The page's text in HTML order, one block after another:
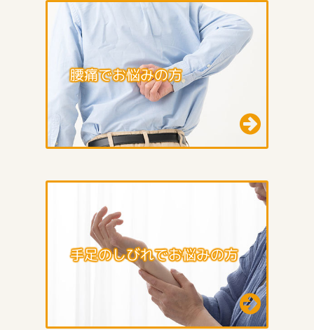
腰痛でお悩みの方
手足のしびれでお悩みの方